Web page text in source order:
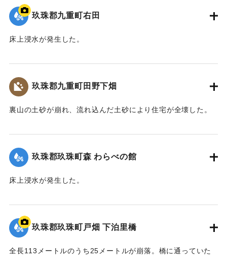
玖珠郡九重町右田
床上浸水が発生した。
｜固有コード:01215067
玖珠郡九重町田野下畑
裏山の土砂が崩れ、流れ込んだ土砂により住宅が全壊した。
2020/7/6｜固有コード:01215068
玖珠郡玖珠町森 わらべの館
床上浸水が発生した。
2020/7/6｜固有コード:
玖珠郡玖珠町戸畑 下泊里橋
全長113メートルのうち25メートルが崩落。橋に通っていた